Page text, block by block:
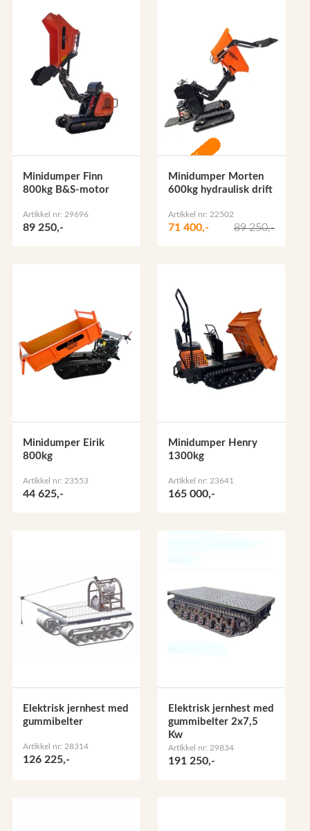
Minidumper Finn
800kg B&S-motor
Artikkel nr: 29696
89 250,-
-20%
Minidumper Morten
600kg hydraulisk drift
Artikkel nr: 22502
71 400,- 89 250,-
Minidumper Eirik
800kg
Artikkel nr: 23553
44 625,-
Minidumper Henry
1300kg
Artikkel nr: 23641
165 000,-
Elektrisk jernhest med
gummibelter
Artikkel nr: 28314
126 225,-
Elektrisk jernhest med
gummibelter 2x7,5
Kw
Artikkel nr: 29834
191 250,-